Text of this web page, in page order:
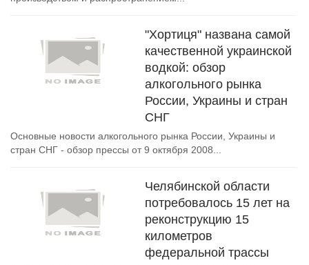
"Хортиця" названа самой
качественной украинской
водкой: обзор
алкогольного рынка
России, Украины и стран
СНГ
Основные новости алкогольного рынка России, Украины и
стран СНГ - обзор прессы от 9 октября 2008...
Челябинской области
потребовалось 15 лет на
реконструкцию 15
километров
федеральной трассы